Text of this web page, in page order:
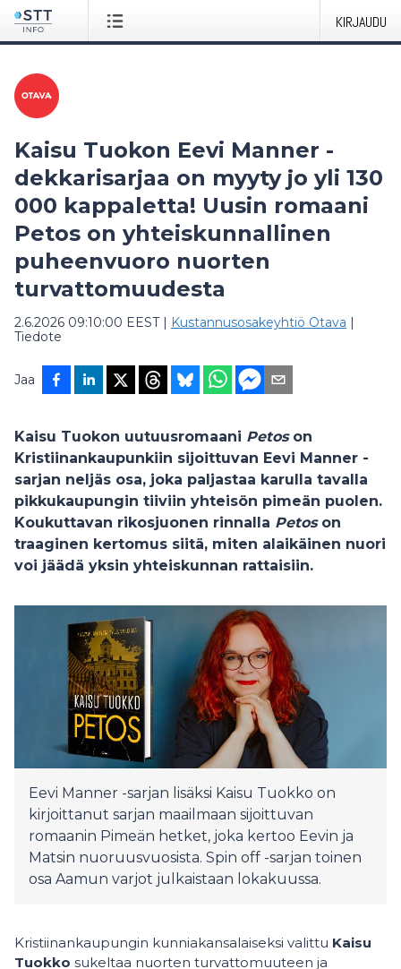
KIRJAUDU
Kaisu Tuokon Eevi Manner -
dekkarisarjaa on myyty jo yli 130
000 kappaletta! Uusin romaani
Petos on yhteiskunnallinen
puheenvuoro nuorten
turvattomuudesta
2.6.2026 09:10:00 EEST| Kustannusosakeyhtiö Otava |
Tiedote
Jaa
Kaisu Tuokon uutuusromaani Petoson
Kristiinankaupunkiin sijoittuvan Eevi Manner -
sarjan neljäs osa, joka paljastaa karulla tavalla
pikkukaupungin tiiviin yhteisön pimeän puolen.
Koukuttavan rikosjuonen rinnalla Petoson
traaginen kertomus siitä, miten alaikäinen nuori
voi jäädä yksin yhteiskunnan rattaisiin.
Eevi Manner -sarjan lisäksi Kaisu Tuokko on
kirjoittanut sarjan maailmaan sijoittuvan
romaanin Pimeän hetket, joka kertoo Eevin ja
Matsin nuoruusvuosista. Spin off -sarjan toinen
osa Aamun varjot julkaistaan lokakuussa.
Kristiinankaupungin kunniakansalaiseksi valittu Kaisu
Tuokko sukeltaa nuorten turvattomuuteen ja